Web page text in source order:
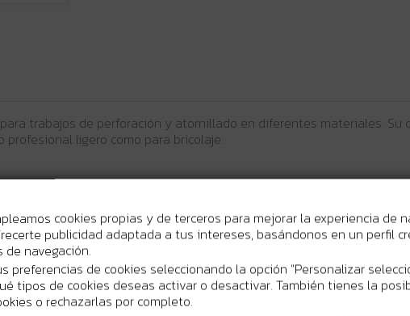
trabajos de perforación y atornillado en diferentes materiales.
ligero como para bricolaje.
(velocidad 1) y 0–1.400 RPM (velocidad 2).
atornillar y perforar materiales duros.
perforaciones rápidas en materiales blandos.
en metal y mampostería.
de solo 1,5 kg.
cookies propias y de terceros para mejorar la experiencia de
publicidad adaptada a tus intereses, basándonos en un perfil
navegación.
preferencias de cookies seleccionando la opción "Personalizar
tipos de cookies deseas activar o desactivar. También tienes la
o rechazarlas por completo.